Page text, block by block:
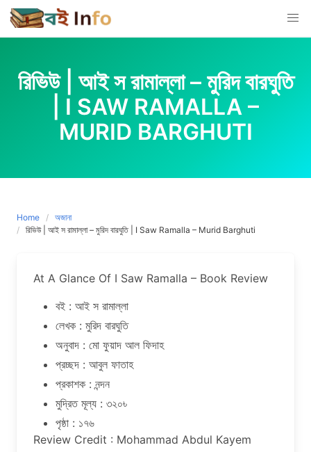
Skip
to
content
রিভিউ | আই স রামাল্লা – মুরিদ বারঘুতি
| I SAW RAMALLA –
MURID BARGHUTI
Home
অজানা
রিভিউ | আই স রামাল্লা – মুরিদ বারঘুতি | I Saw Ramalla – Murid Barghuti
At A Glance Of I Saw Ramalla – Book Review
বই : আই স রামাল্লা
লেখক : মুরিদ বারঘুতি
অনুবাদ : মো ফুয়াদ আল ফিদাহ
প্রচ্ছদ : আবুল ফাতাহ
প্রকাশক : নন্দন
মুদ্রিত মূল্য : ৩২০৳
পৃষ্ঠা : ১৭৬
Review Credit : Mohammad Abdul Kayem